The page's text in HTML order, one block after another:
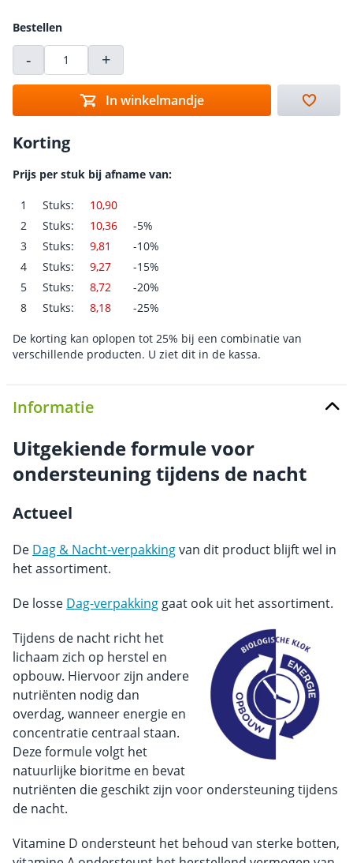
Bestellen
- +
In winkelmandje
Korting
Prijs per stuk bij afname van:
1 Stuks:
10,90
2
Stuks: 10,36
-5%
3
Stuks: 9,81
-10%
4
Stuks: 9,27
-15%
5
Stuks: 8,72
-20%
8
Stuks: 8,18 -25%
De korting kan oplopen tot 25% bij een combinatie van
verschillende producten. U ziet dit in de kassa.
Informatie
Uitgekiende formule voor
ondersteuning tijdens de nacht
Actueel
De Dag & Nacht-verpakkingvan dit product blijft wel in
het assortiment.
De losse Dag-verpakking gaat ook uit het assortiment.
Tijdens de nacht richt het
lichaam zich op herstel en
opbouw. Hiervoor zijn andere
nutriënten nodig dan
overdag, wanneer energie en
concentratie centraal staan.
Deze formule volgt het
natuurlijke bioritme en bevat
nutriënten die geschikt zijn voor ondersteuning tijdens
de nacht.
Vitamine D ondersteunt het behoud van sterke botten,